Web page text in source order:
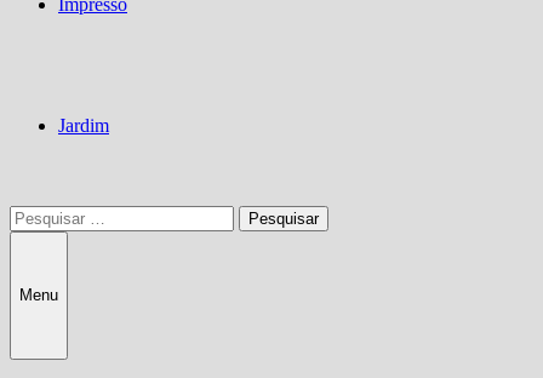
Impresso
Jardim
Pesquisar
por:
Menu